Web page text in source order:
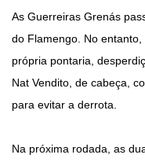
As Guerreiras Grenás
do Flamengo. No
própria pontaria,
Nat Vendito, de cabeça,
para evitar a derrota.
Na próxima rodada, as